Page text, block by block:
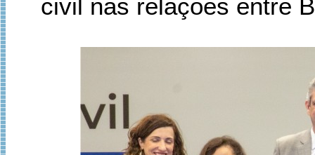
civil nas relações entre